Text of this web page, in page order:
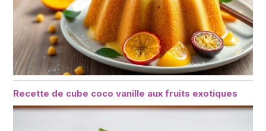
Recette de cube coco vanille aux fruits exotiques